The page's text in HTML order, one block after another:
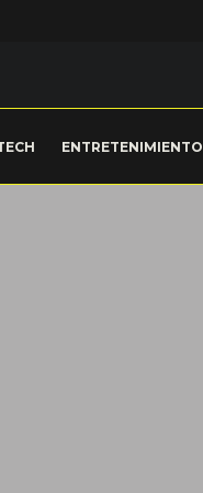
ENTRETENIMIENTO